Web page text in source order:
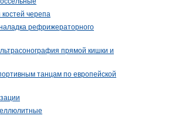
черепа
рефрижераторного
прямой кишки и
танцам по европейской